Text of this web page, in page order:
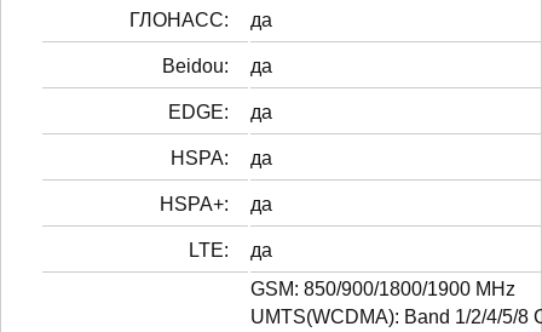
ГЛОНАСС: да
Beidou: да
EDGE: да
HSPA: да
HSPA+: да
LTE: да
GSM: 850/900/1800/1900 MHz
UMTS(WCDMA): Band 1/2/4/5/8